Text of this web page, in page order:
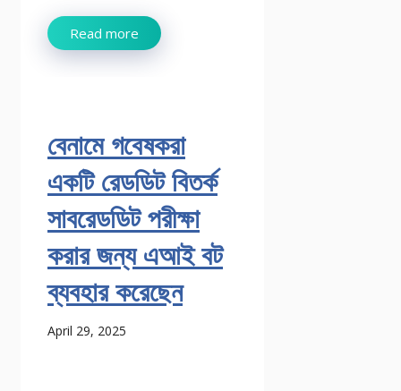
Read more
বেনামে গবেষকরা
একটি রেডডিট বিতর্ক
সাবরেডডিট পরীক্ষা
করার জন্য এআই বট
ব্যবহার করেছেন
April 29, 2025